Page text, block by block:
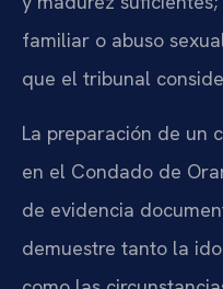
familiar o abuso
que el tribunal
La preparación de un
en el Condado de
de evidencia
demuestre tanto la